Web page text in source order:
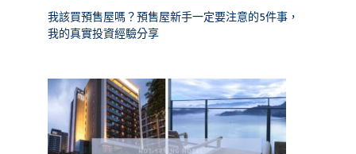
我該買預售屋嗎？預售屋新手一定要注意的5件事，
我的真實投資經驗分享